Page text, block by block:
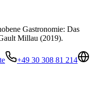
Gastronomie: Das
Millau (2019).
+49 30 308 81 214